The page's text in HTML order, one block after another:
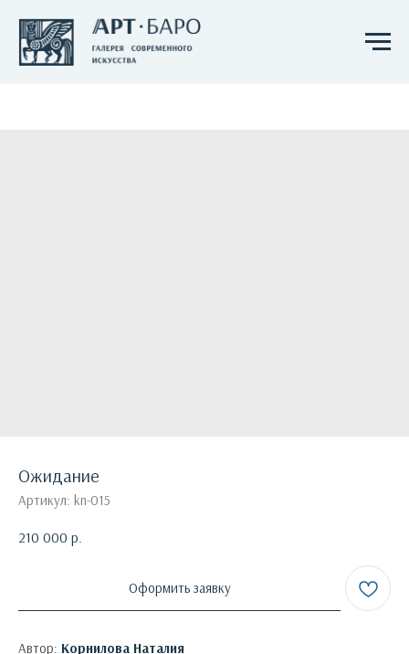
Ожидание
Артикул: kn-015
210 000 р.
Оформить заявку
Автор: Корнилова Наталия